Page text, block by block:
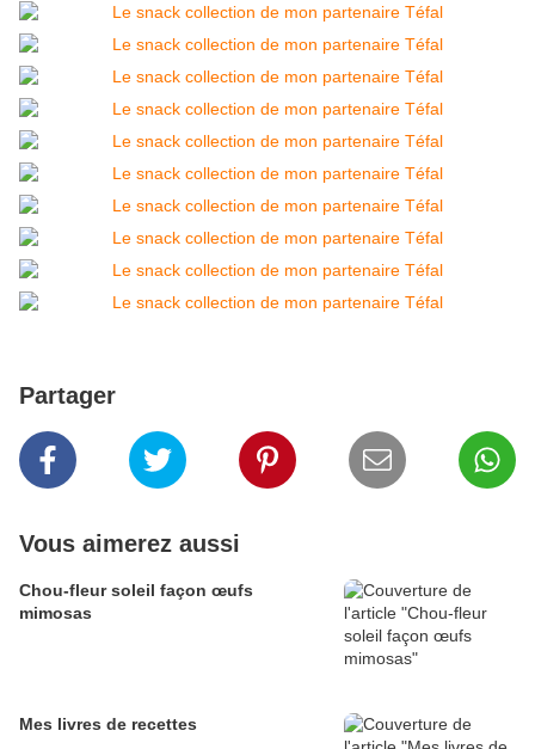
Partager
Vous aimerez aussi
Chou-fleur soleil façon œufs
mimosas
Mes livres de recettes